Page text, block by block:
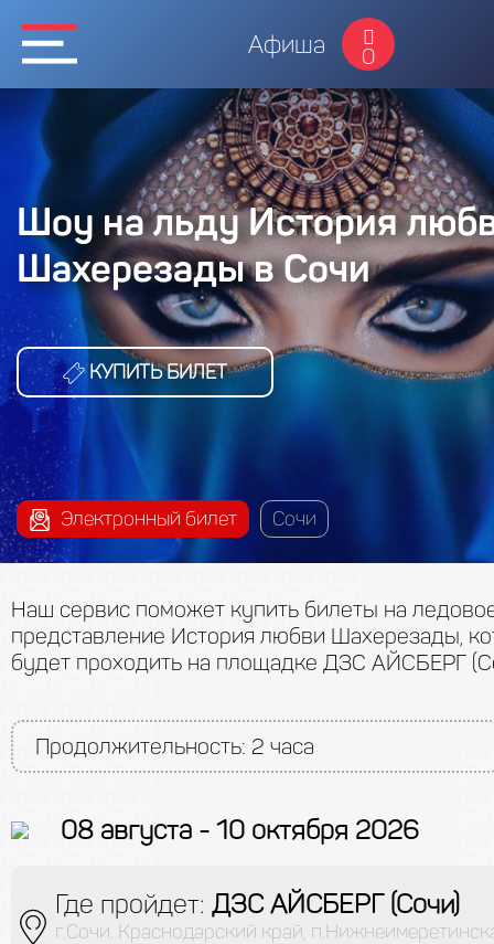
Афиша 0
Шоу на льду История
Шахерезады в Сочи
КУПИТЬ БИЛЕТ
Электронный билет Сочи
Наш сервис поможет купить билеты на
представление История любви Шахерезады,
будет проходить на площадке ДЗС АЙСБЕРГ
Продолжительность: 2 часа
08 августа - 10 октября 2026
Где пройдет: ДЗС АЙСБЕРГ (Сочи)
г.Сочи. Краснодарский край,